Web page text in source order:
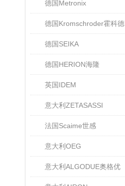
德国Metronix
德国Kromschroder霍科德
德国SEIKA
德国HERION海隆
英国IDEM
意大利ZETASASSI
法国Scaime世感
意大利OEG
意大利ALGODUE奥格优